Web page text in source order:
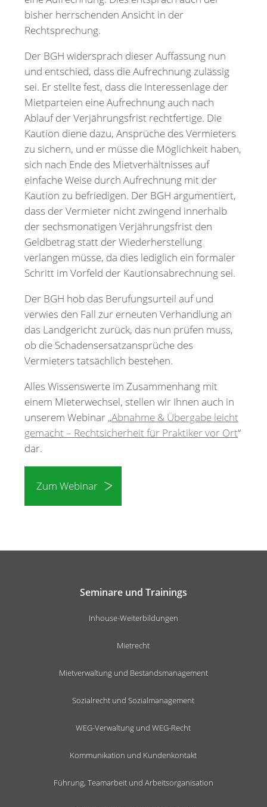
bisher herrschenden Ansicht in der
Rechtsprechung.
Der BGH widersprach dieser Auffassung nun
und entschied, dass die Aufrechnung zulässig
sei. Er stellte fest, dass die Interessenlage der
Mietparteien eine Aufrechnung auch nach
Ablauf der Verjährungsfrist rechtfertige. Die
Kaution diene dazu, Ansprüche des Vermieters
zu sichern, und er müsse die Möglichkeit haben,
sich nach Ende des Mietverhältnisses auf
einfache Weise durch Aufrechnung mit der
Kaution zu befriedigen. Der BGH argumentiert,
dass der Vermieter nicht zwingend innerhalb
der sechsmonatigen Verjährungsfrist den
Geldbetrag statt der Wiederherstellung
verlangen müsse, da dies lediglich ein formaler
Schritt im Vorfeld der Kautionsabrechnung sei.
Der BGH hob das Berufungsurteil auf und
verwies den Fall zur erneuten Verhandlung an
das Landgericht zurück, das nun prüfen muss,
ob die Schadensersatzansprüche des
Vermieters tatsächlich bestehen.
Alles Wissenswerte im Zusammenhang mit
einem Mieterwechsel, stellen wir Ihnen auch in
unserem Webinar „Abnahme & Übergabe leicht
gemacht – Rechtsicherheit für Praktiker vor Ort“
dar.
Zum Webinar
Seminare und Trainings
Inhouse-Weiterbildungen
Mietrecht
Mietverwaltung und Bestandsmanagement
Sozialrecht und Sozialmanagement
WEG-Verwaltung und WEG-Recht
Kommunikation und Kundenkontakt
Führung, Teamarbeit und Arbeitsorganisation